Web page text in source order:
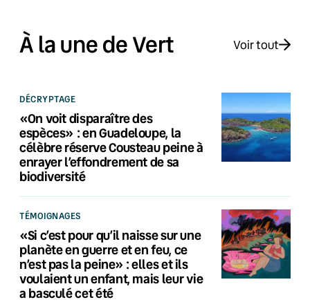
À la une de Vert Voir tout
DÉCRYPTAGE
«On voit disparaître des
espèces» : en Guadeloupe, la
célèbre réserve Cousteau peine à
enrayer l’effondrement de sa
biodiversité
TÉMOIGNAGES
«Si c’est pour qu’il naisse sur une
planète en guerre et en feu, ce
n’est pas la peine» : elles et ils
voulaient un enfant, mais leur vie
a basculé cet été